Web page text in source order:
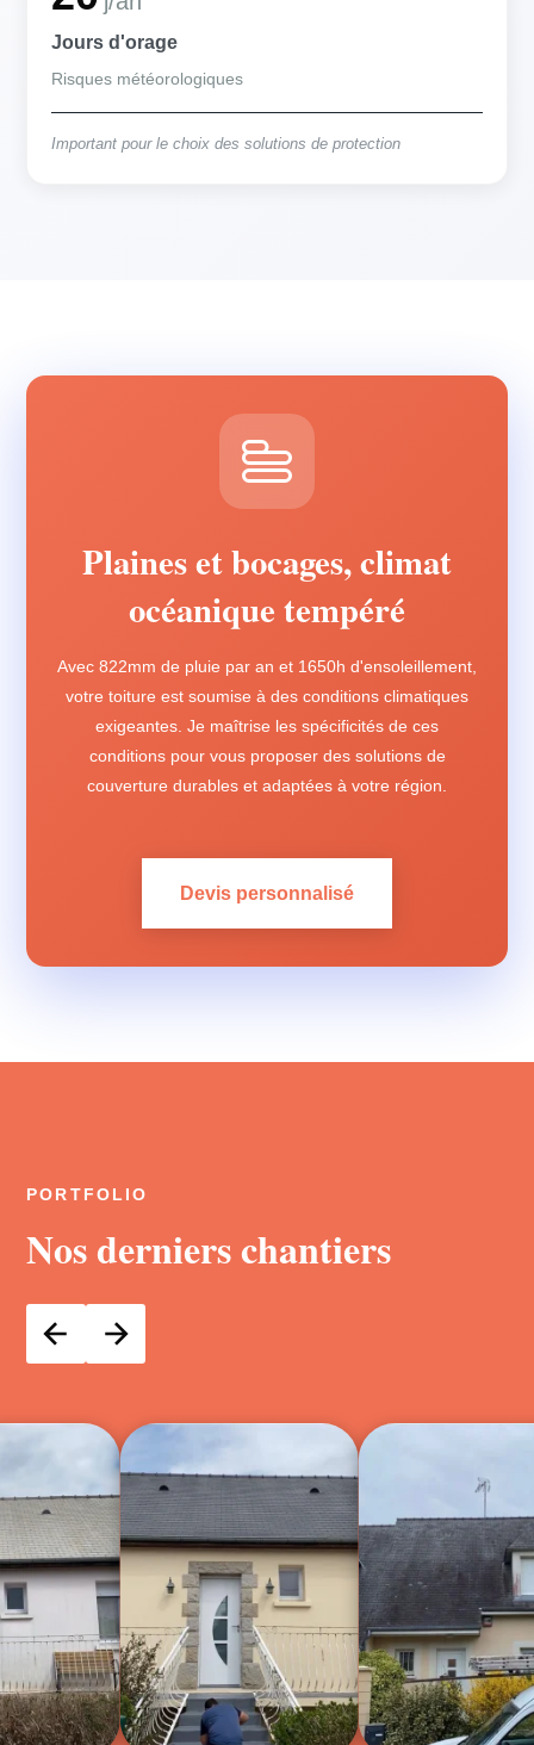
Jours d'orage
Risques météorologiques
Important pour le choix des solutions de protection
Plaines et bocages, climat
océanique tempéré
Avec 822mm de pluie par an et 1650h d'ensoleillement,
votre toiture est soumise à des conditions climatiques
exigeantes. Je maîtrise les spécificités de ces
conditions pour vous proposer des solutions de
couverture durables et adaptées à votre région.
Devis personnalisé
PORTFOLIO
Nos derniers chantiers